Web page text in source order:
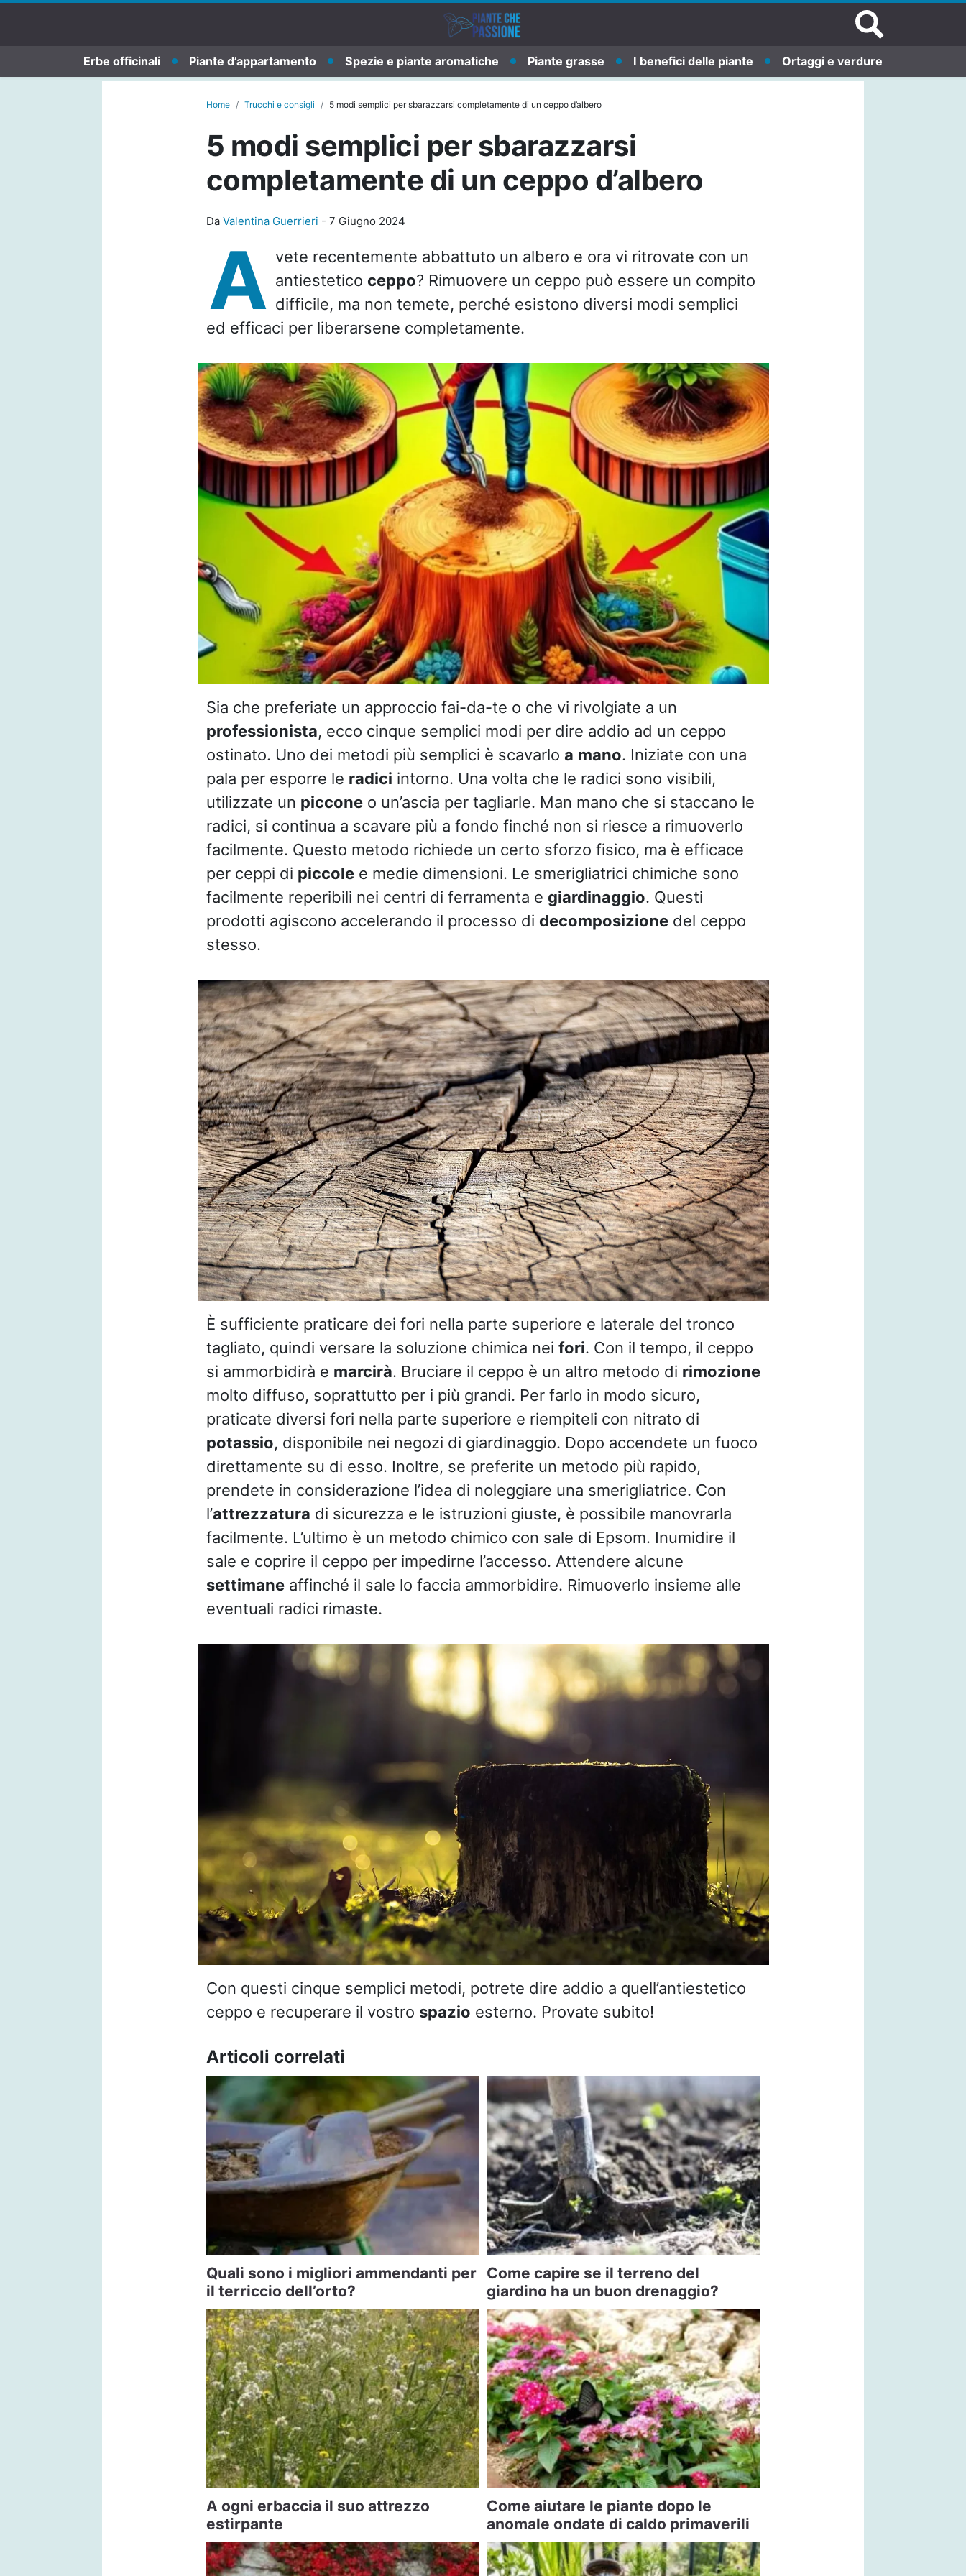
Erbe officinali Piante d’appartamento Spezie e piante aromatiche Piante grasse I benefici delle piante Ortaggi e verdure
Home Trucchi e consigli 5 modi semplici per sbarazzarsi completamente di un ceppo d’albero
5 modi semplici per sbarazzarsi
completamente di un ceppo d’albero
Da Valentina Guerrieri - 7 Giugno 2024
A vete recentemente abbattuto un albero e ora vi ritrovate con un
antiestetico ceppo? Rimuovere un ceppo può essere un compito
difficile, ma non temete, perché esistono diversi modi semplici
ed efficaci per liberarsene completamente.
Sia che preferiate un approccio fai-da-te o che vi rivolgiate a un
professionista, ecco cinque semplici modi per dire addio ad un ceppo
ostinato. Uno dei metodi più semplici è scavarlo a mano. Iniziate con una
pala per esporre le radici intorno. Una volta che le radici sono visibili,
utilizzate un picconeo un’ascia per tagliarle. Man mano che si staccano le
radici, si continua a scavare più a fondo finché non si riesce a rimuoverlo
facilmente. Questo metodo richiede un certo sforzo fisico, ma è efficace
per ceppi di piccolee medie dimensioni. Le smerigliatrici chimiche sono
facilmente reperibili nei centri di ferramenta e giardinaggio. Questi
prodotti agiscono accelerando il processo di decomposizionedel ceppo
stesso.
È sufficiente praticare dei fori nella parte superiore e laterale del tronco
tagliato, quindi versare la soluzione chimica nei fori. Con il tempo, il ceppo
si ammorbidirà e marcirà. Bruciare il ceppo è un altro metodo di rimozione
molto diffuso, soprattutto per i più grandi. Per farlo in modo sicuro,
praticate diversi fori nella parte superiore e riempiteli con nitrato di
potassio, disponibile nei negozi di giardinaggio. Dopo accendete un fuoco
direttamente su di esso. Inoltre, se preferite un metodo più rapido,
prendete in considerazione l’idea di noleggiare una smerigliatrice. Con
l’attrezzatura di sicurezza e le istruzioni giuste, è possibile manovrarla
facilmente. L’ultimo è un metodo chimico con sale di Epsom. Inumidire il
sale e coprire il ceppo per impedirne l’accesso. Attendere alcune
settimaneaffinché il sale lo faccia ammorbidire. Rimuoverlo insieme alle
eventuali radici rimaste.
Con questi cinque semplici metodi, potrete dire addio a quell’antiestetico
ceppo e recuperare il vostro spazio esterno. Provate subito!
Articoli correlati
Quali sono i migliori ammendanti per
il terriccio dell’orto?
Come capire se il terreno del
giardino ha un buon drenaggio?
A ogni erbaccia il suo attrezzo
estirpante
Come aiutare le piante dopo le
anomale ondate di caldo primaverili